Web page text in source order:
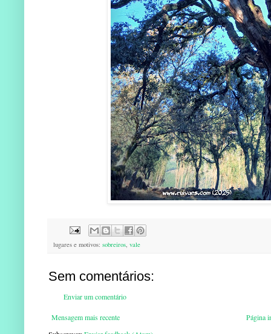
lugares e motivos: sobreiros, vale
Sem comentários:
Enviar um comentário
Mensagem mais recente
Página